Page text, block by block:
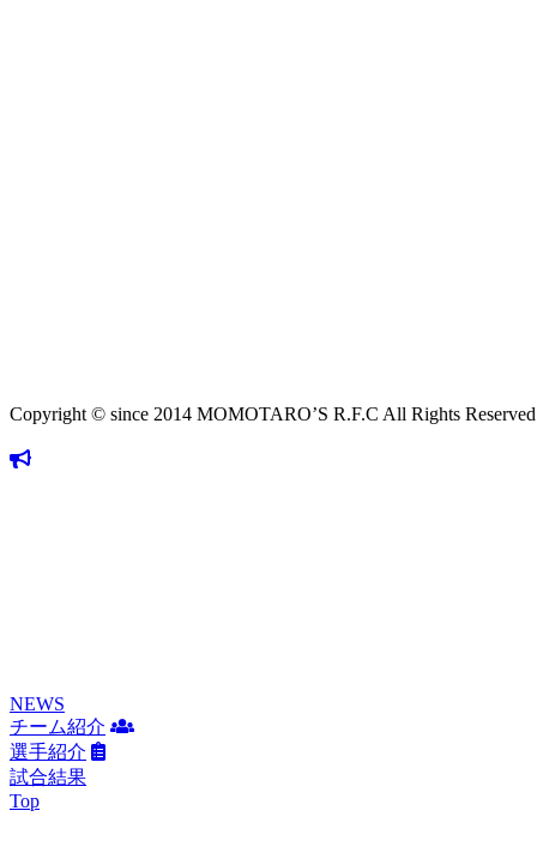
Copyright © since 2014 MOMOTARO’S R.F.C All Rights Reserved
NEWS
チーム紹介
選手紹介
試合結果
Top